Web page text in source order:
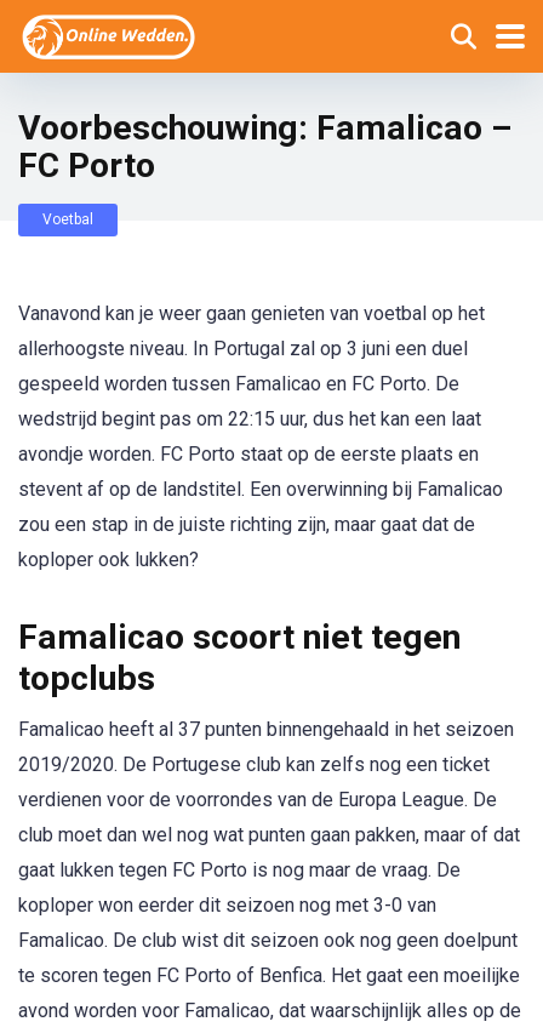
Voorbeschouwing: Famalicao –
FC Porto
Voetbal
Vanavond kan je weer gaan genieten van voetbal op het
allerhoogste niveau. In Portugal zal op 3 juni een duel
gespeeld worden tussen Famalicao en FC Porto. De
wedstrijd begint pas om 22:15 uur, dus het kan een laat
avondje worden. FC Porto staat op de eerste plaats en
stevent af op de landstitel. Een overwinning bij Famalicao
zou een stap in de juiste richting zijn, maar gaat dat de
koploper ook lukken?
Famalicao scoort niet tegen
topclubs
Famalicao heeft al 37 punten binnengehaald in het seizoen
2019/2020. De Portugese club kan zelfs nog een ticket
verdienen voor de voorrondes van de Europa League. De
club moet dan wel nog wat punten gaan pakken, maar of dat
gaat lukken tegen FC Porto is nog maar de vraag. De
koploper won eerder dit seizoen nog met 3-0 van
Famalicao. De club wist dit seizoen ook nog geen doelpunt
te scoren tegen FC Porto of Benfica. Het gaat een moeilijke
avond worden voor Famalicao, dat waarschijnlijk alles op de